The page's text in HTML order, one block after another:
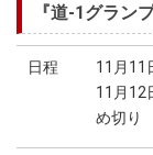
『道‐1グラン
日程
11月11
11月12
め切り